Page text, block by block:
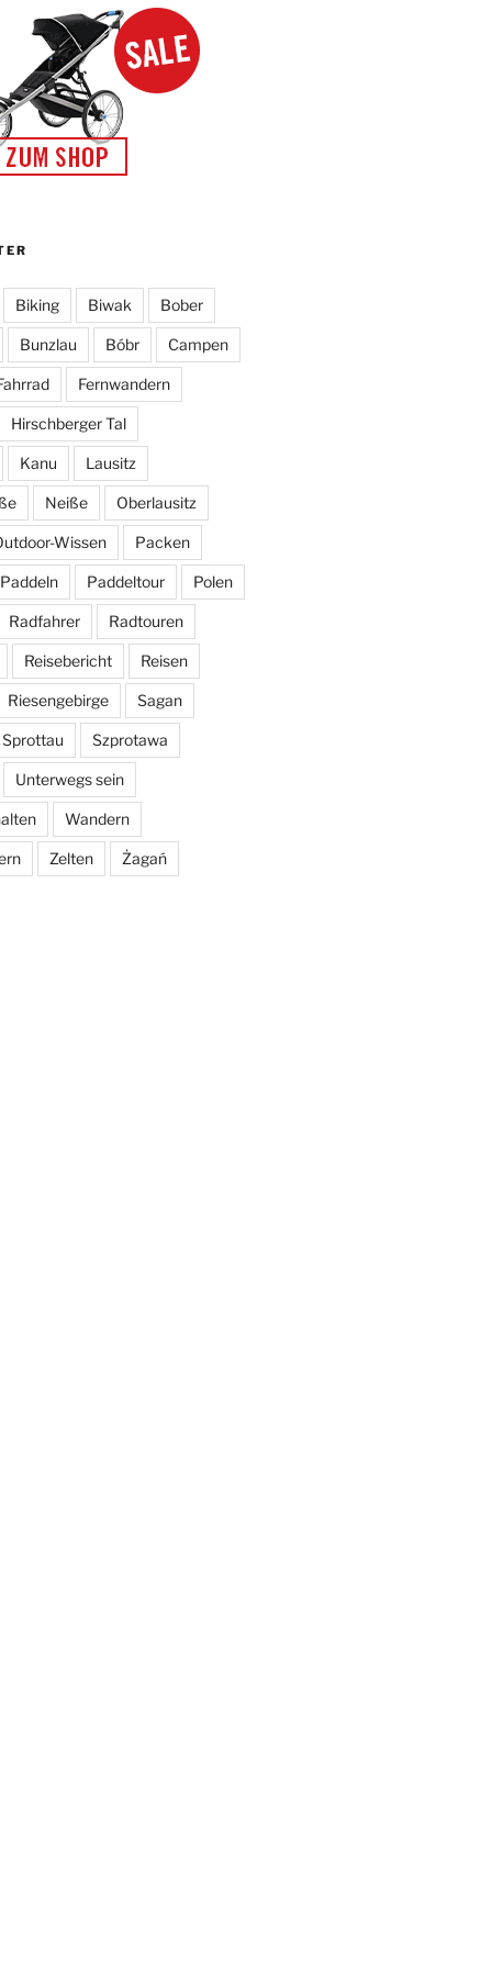
Biking Biwak Bober
Bunzlau Bóbr Campen
Fernwandern
Hirschberger Tal
Kanu Lausitz
Neiße Oberlausitz
Wissen Packen
Paddeln Paddeltour Polen
Radfahrer Radtouren
Reisebericht Reisen
Riesengebirge Sagan
Sprottau Szprotawa
Unterwegs sein
Wandern
Zelten Żagań